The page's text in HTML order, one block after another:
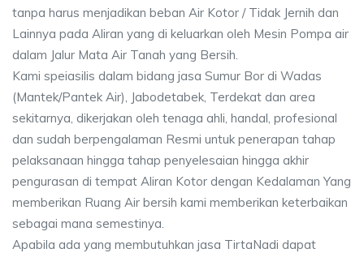
tanpa harus menjadikan beban Air Kotor / Tidak Jernih dan
Lainnya pada Aliran yang di keluarkan oleh Mesin Pompa air
dalam Jalur Mata Air Tanah yang Bersih.
Kami speiasilis dalam bidang jasa Sumur Bor di Wadas
(Mantek/Pantek Air), Jabodetabek, Terdekat dan area
sekitarnya, dikerjakan oleh tenaga ahli, handal, profesional
dan sudah berpengalaman Resmi untuk penerapan tahap
pelaksanaan hingga tahap penyelesaian hingga akhir
pengurasan di tempat Aliran Kotor dengan Kedalaman Yang
memberikan Ruang Air bersih kami memberikan keterbaikan
sebagai mana semestinya.
Apabila ada yang membutuhkan jasa TirtaNadi dapat